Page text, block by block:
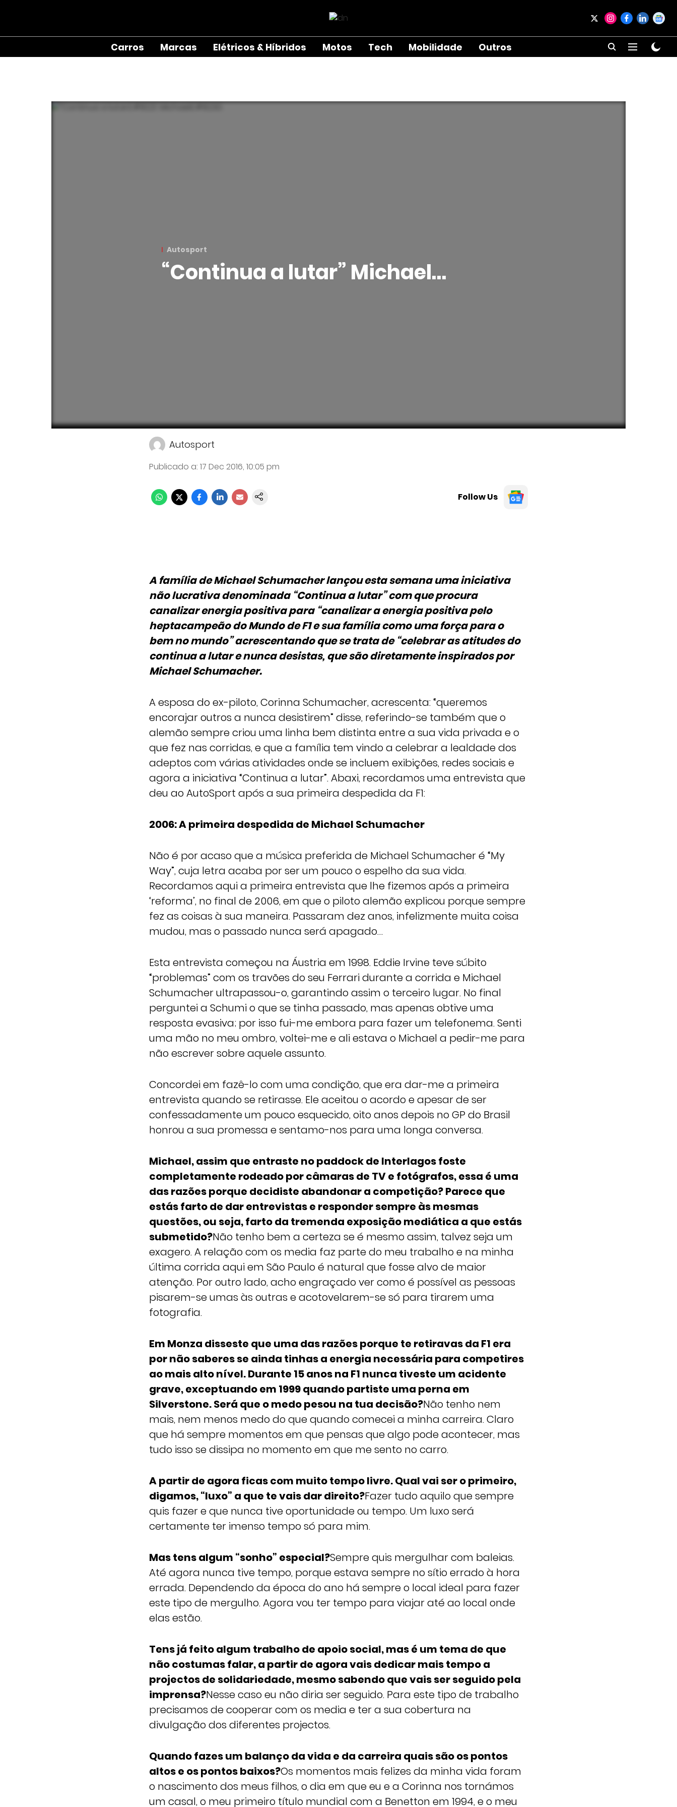
Carros Marcas Elétricos & Híbridos Motos Tech Mobilidade Outros
Autosport
“Continua a lutar” Michael…
Autosport
Publicado a: 17 Dec 2016, 10:05 pm
Follow Us
A família de Michael Schumacher lançou esta semana uma iniciativa
não lucrativa denominada “Continua a lutar” com que procura
canalizar energia positiva para “canalizar a energia positiva pelo
heptacampeão do Mundo de F1 e sua família como uma força para o
bem no mundo” acrescentando que se trata de “celebrar as atitudes do
continua a lutar e nunca desistas, que são diretamente inspirados por
Michael Schumacher.
A esposa do ex-piloto, Corinna Schumacher, acrescenta: “queremos
encorajar outros a nunca desistirem” disse, referindo-se também que o
alemão sempre criou uma linha bem distinta entre a sua vida privada e o
que fez nas corridas, e que a família tem vindo a celebrar a lealdade dos
adeptos com várias atividades onde se incluem exibições, redes sociais e
agora a iniciativa “Continua a lutar”. Abaxi, recordamos uma entrevista que
deu ao AutoSport após a sua primeira despedida da F1:
2006: A primeira despedida de Michael Schumacher
Não é por acaso que a música preferida de Michael Schumacher é “My
Way”, cuja letra acaba por ser um pouco o espelho da sua vida.
Recordamos aqui a primeira entrevista que lhe fizemos após a primeira
‘reforma’, no final de 2006, em que o piloto alemão explicou porque sempre
fez as coisas à sua maneira. Passaram dez anos, infelizmente muita coisa
mudou, mas o passado nunca será apagado…
Esta entrevista começou na Áustria em 1998. Eddie Irvine teve súbito
“problemas” com os travões do seu Ferrari durante a corrida e Michael
Schumacher ultrapassou-o, garantindo assim o terceiro lugar. No final
perguntei a Schumi o que se tinha passado, mas apenas obtive uma
resposta evasiva; por isso fui-me embora para fazer um telefonema. Senti
uma mão no meu ombro, voltei-me e ali estava o Michael a pedir-me para
não escrever sobre aquele assunto.
Concordei em fazê-lo com uma condição, que era dar-me a primeira
entrevista quando se retirasse. Ele aceitou o acordo e apesar de ser
confessadamente um pouco esquecido, oito anos depois no GP do Brasil
honrou a sua promessa e sentamo-nos para uma longa conversa.
Michael, assim que entraste no paddock de Interlagos foste
completamente rodeado por câmaras de TV e fotógrafos, essa é uma
das razões porque decidiste abandonar a competição? Parece que
estás farto de dar entrevistas e responder sempre às mesmas
questões, ou seja, farto da tremenda exposição mediática a que estás
submetido?Não tenho bem a certeza se é mesmo assim, talvez seja um
exagero. A relação com os media faz parte do meu trabalho e na minha
última corrida aqui em São Paulo é natural que fosse alvo de maior
atenção. Por outro lado, acho engraçado ver como é possível as pessoas
pisarem-se umas às outras e acotovelarem-se só para tirarem uma
fotografia.
Em Monza disseste que uma das razões porque te retiravas da F1 era
por não saberes se ainda tinhas a energia necessária para competires
ao mais alto nível. Durante 15 anos na F1 nunca tiveste um acidente
grave, exceptuando em 1999 quando partiste uma perna em
Silverstone. Será que o medo pesou na tua decisão?Não tenho nem
mais, nem menos medo do que quando comecei a minha carreira. Claro
que há sempre momentos em que pensas que algo pode acontecer, mas
tudo isso se dissipa no momento em que me sento no carro.
A partir de agora ficas com muito tempo livre. Qual vai ser o primeiro,
digamos, “luxo” a que te vais dar direito?Fazer tudo aquilo que sempre
quis fazer e que nunca tive oportunidade ou tempo. Um luxo será
certamente ter imenso tempo só para mim.
Mas tens algum “sonho” especial?Sempre quis mergulhar com baleias.
Até agora nunca tive tempo, porque estava sempre no sítio errado à hora
errada. Dependendo da época do ano há sempre o local ideal para fazer
este tipo de mergulho. Agora vou ter tempo para viajar até ao local onde
elas estão.
Tens já feito algum trabalho de apoio social, mas é um tema de que
não costumas falar, a partir de agora vais dedicar mais tempo a
projectos de solidariedade, mesmo sabendo que vais ser seguido pela
imprensa?Nesse caso eu não diria ser seguido. Para este tipo de trabalho
precisamos de cooperar com os media e ter a sua cobertura na
divulgação dos diferentes projectos.
Quando fazes um balanço da vida e da carreira quais são os pontos
altos e os pontos baixos?Os momentos mais felizes da minha vida foram
o nascimento dos meus filhos, o dia em que eu e a Corinna nos tornámos
um casal, o meu primeiro título mundial com a Benetton em 1994, e o meu